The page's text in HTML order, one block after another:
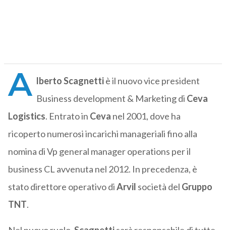
A lberto Scagnettiè il nuovo vice president
Business development & Marketing di Ceva
Logistics. Entrato in Ceva nel 2001, dove ha
ricoperto numerosi incarichi manageriali fino alla
nomina di Vp general manager operations per il
business CL avvenuta nel 2012. In precedenza, è
stato direttore operativo diArvil società del Gruppo
TNT.